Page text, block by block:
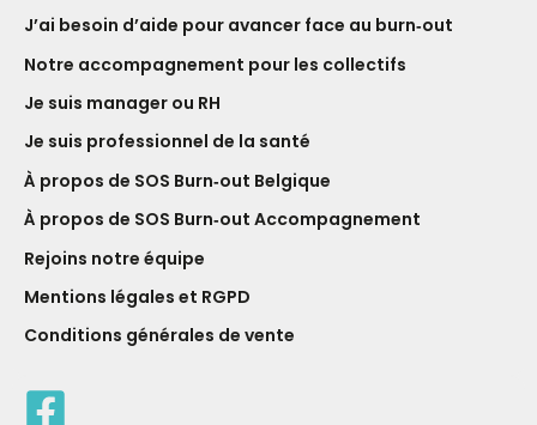
J’ai besoin d’aide pour avancer face au burn‑out
Notre ac­com­pagne­ment pour les collectifs
Je suis manager ou RH
Je suis professionnel de la santé
À propos de SOS Burn‑out Belgique
À propos de SOS Burn‑out Accompagnement
Rejoins notre équipe
Mentions légales et RGPD
Conditions générales de vente